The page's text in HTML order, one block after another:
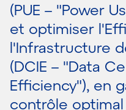
(PUE – "Power
et optimiser
l'Infrastructure
(DCIE – "Data
Efficiency"), en
contrôle